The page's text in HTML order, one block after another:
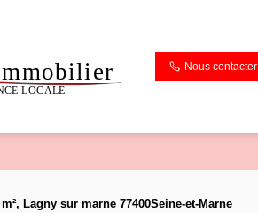
Nous contacter
Lagny sur marne 77400Seine-et-Marne